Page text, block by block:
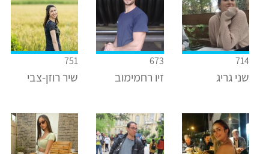
714
שני גריג
673
זיו רחמימוב
751
שיר רוזן-צבי